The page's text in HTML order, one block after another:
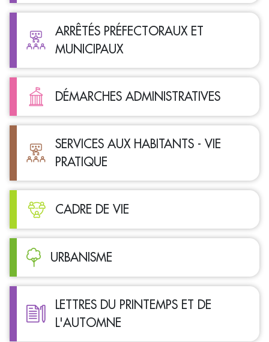
ARRÊTÉS PRÉFECTORAUX ET
MUNICIPAUX
DÉMARCHES ADMINISTRATIVES
SERVICES AUX HABITANTS - VIE
PRATIQUE
CADRE DE VIE
URBANISME
LETTRES DU PRINTEMPS ET DE
L'AUTOMNE